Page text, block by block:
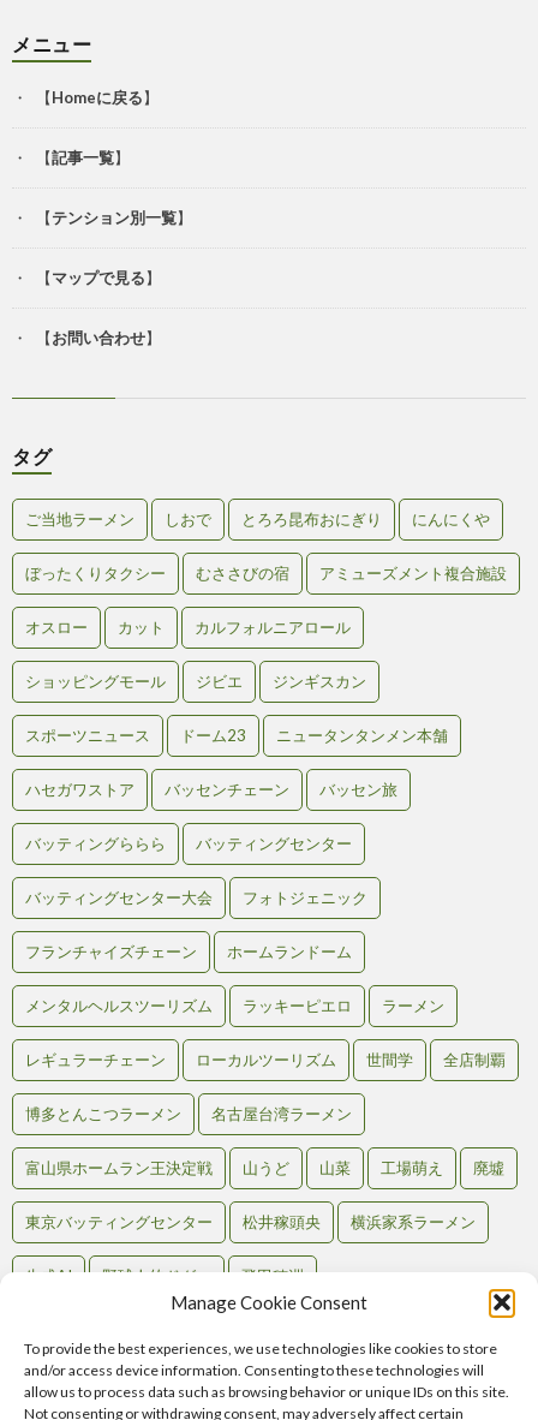
Manage Cookie Consent
To provide the best experiences, we use technologies like cookies to store
and/or access device information. Consenting to these technologies will
allow us to process data such as browsing behavior or unique IDs on this site.
Not consenting or withdrawing consent, may adversely affect certain
メニュー
【Homeに戻る】
【記事一覧】
【テンション別一覧】
【マップで見る】
【お問い合わせ】
タグ
ご当地ラーメン しおで とろろ昆布おにぎり にんにくや
ぼったくりタクシー むささびの宿 アミューズメント複合施設
オスロー カット カルフォルニアロール
ショッピングモール ジビエ ジンギスカン
スポーツニュース ドーム23 ニュータンタンメン本舗
ハセガワストア バッセンチェーン バッセン旅
バッティングららら バッティングセンター
バッティングセンター大会 フォトジェニック
フランチャイズチェーン ホームランドーム
メンタルヘルスツーリズム ラッキーピエロ ラーメン
レギュラーチェーン ローカルツーリズム 世間学 全店制覇
博多とんこつラーメン 名古屋台湾ラーメン
富山県ホームラン王決定戦 山うど 山菜 工場萌え 廃墟
東京バッティングセンター 松井稼頭央 横浜家系ラーメン
生成AI 野球人的ドグマ 飛田穂洲
Back to Top